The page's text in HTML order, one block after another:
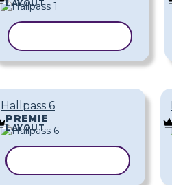
LAYOUT
Hallpass 6
PREMIE
LAYOUT